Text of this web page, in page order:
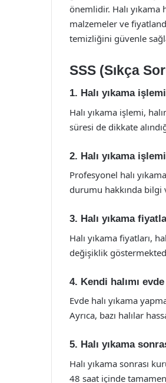
önemlidir. Halı
malzemeler ve
temizliğini güvenle
SSS (Sıkça
1. Halı yıkama
Halı yıkama işlemi,
süresi de dikkate
2. Halı yıkama
Profesyonel halı
durumu hakkında bilgi
3. Halı yıkama
Halı yıkama fiyatları,
değişiklik
4. Kendi halımı
Evde halı yıkama
Ayrıca, bazı halılar
5. Halı yıkama
Halı yıkama sonrası
48 saat içinde